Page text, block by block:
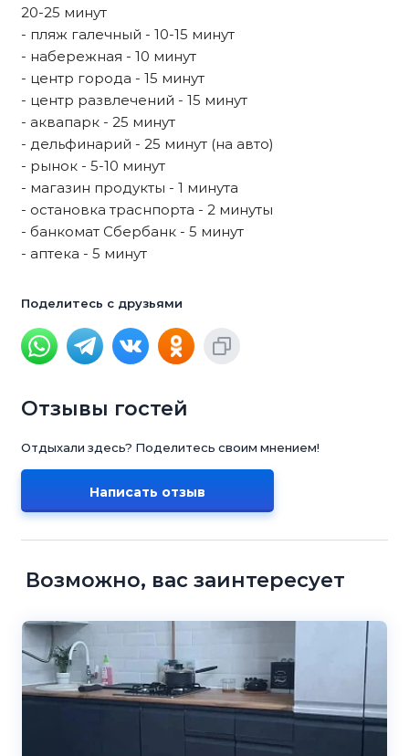
20-25 минут
- пляж галечный - 10-15 минут
- набережная - 10 минут
- центр города - 15 минут
- центр развлечений - 15 минут
- аквапарк - 25 минут
- дельфинарий - 25 минут (на авто)
- рынок - 5-10 минут
- магазин продукты - 1 минута
- остановка траснпорта - 2 минуты
- банкомат Сбербанк - 5 минут
- аптека - 5 минут
Поделитесь с друзьями
Отзывы гостей
Отдыхали здесь? Поделитесь своим мнением!
Написать отзыв
Возможно, вас заинтересует